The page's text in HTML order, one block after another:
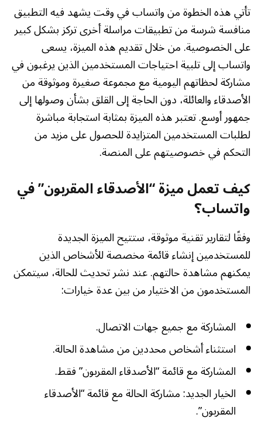
تأتي هذه الخطوة من واتساب في وقت يشهد فيه التطبيق
منافسة شرسة من تطبيقات مراسلة أخرى تركز بشكل كبير
على الخصوصية. من خلال تقديم هذه الميزة، يسعى
واتساب إلى تلبية احتياجات المستخدمين الذين يرغبون في
مشاركة لحظاتهم اليومية مع مجموعة صغيرة وموثوقة من
الأصدقاء والعائلة، دون الحاجة إلى القلق بشأن وصولها إلى
جمهور أوسع. تعتبر هذه الميزة بمثابة استجابة مباشرة
لطلبات المستخدمين المتزايدة للحصول على مزيد من
التحكم في خصوصيتهم على المنصة.
كيف تعمل ميزة “الأصدقاء المقربون” في
واتساب؟
وفقًا لتقارير تقنية موثوقة، ستتيح الميزة الجديدة
للمستخدمين إنشاء قائمة مخصصة للأشخاص الذين
يمكنهم مشاهدة حالتهم. عند نشر تحديث للحالة، سيتمكن
المستخدمون من الاختيار من بين عدة خيارات:
المشاركة مع جميع جهات الاتصال.
استثناء أشخاص محددين من مشاهدة الحالة.
المشاركة مع قائمة “الأصدقاء المقربون” فقط.
الخيار الجديد: مشاركة الحالة مع قائمة “الأصدقاء
المقربون”.